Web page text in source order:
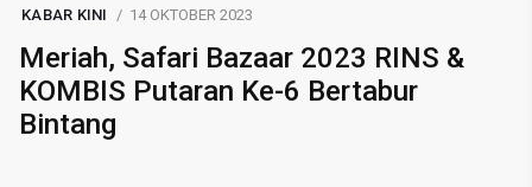
KABAR KINI 14 OKTOBER 2023
Meriah, Safari Bazaar 2023 RINS &
KOMBIS Putaran Ke-6 Bertabur
Bintang